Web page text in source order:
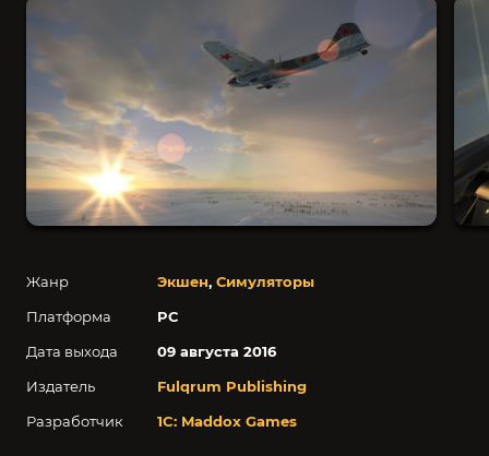
Жанр Экшен, Симуляторы
Платформа
PC
Дата выхода
09 августа 2016
Издатель
Fulqrum Publishing
Разработчик
1C: Maddox Games